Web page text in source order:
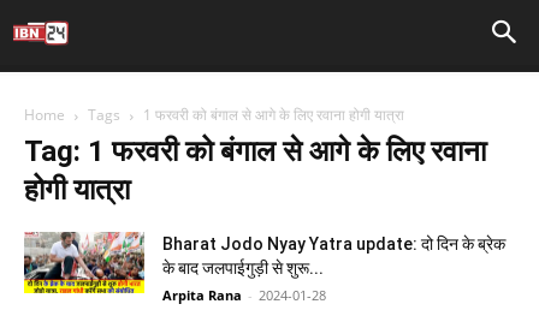
Home Tags 1 फरवरी को बंगाल से आगे के लिए रवाना होगी यात्रा
Tag: 1 फरवरी को बंगाल से आगे के लिए रवाना
होगी यात्रा
Bharat Jodo Nyay Yatra update: दो दिन के ब्रेक
के बाद जलपाईगुड़ी से शुरू...
Arpita Rana - 2024-01-28